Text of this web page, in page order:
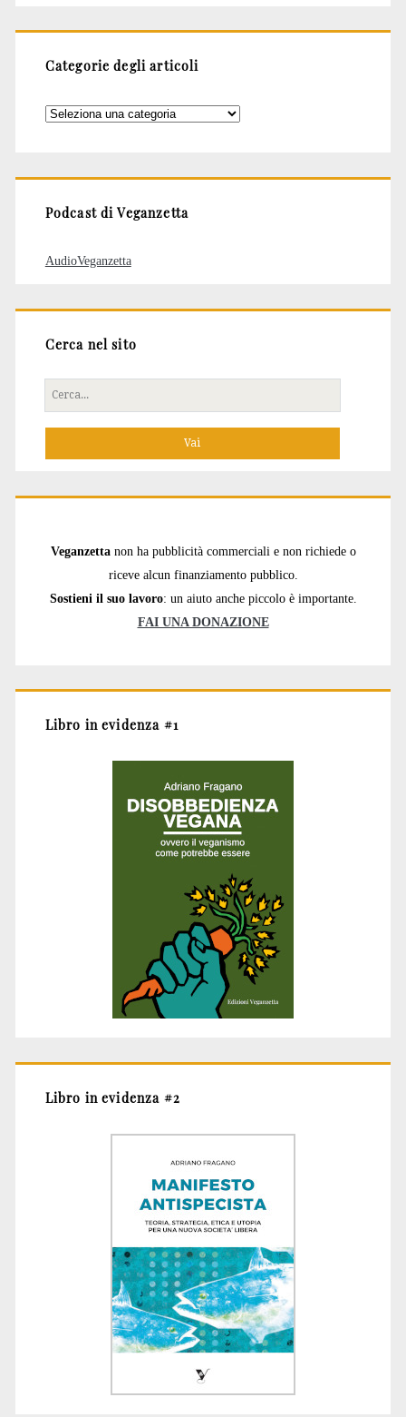
Categorie degli articoli
Categorie
Podcast di Veganzetta
AudioVeganzetta
Cerca nel sito
Cerca
per:
Veganzetta non ha pubblicità commerciali e non richiede o
riceve alcun finanziamento pubblico.
Sostieni il suo lavoro: un aiuto anche piccolo è importante.
FAI UNA DONAZIONE
Libro in evidenza #1
Libro in evidenza #2